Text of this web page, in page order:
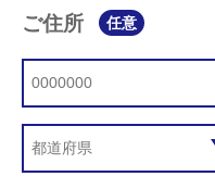
ご住所 任意